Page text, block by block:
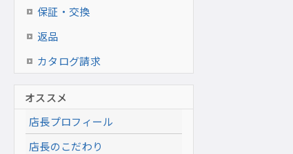
保証・交換
返品
カタログ請求
オススメ
店長プロフィール
店長のこだわり